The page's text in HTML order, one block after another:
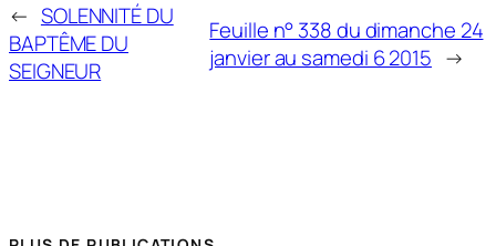
← SOLENNITÉ DU
BAPTÊME DU
SEIGNEUR
Feuille n° 338 du dimanche 24
janvier au samedi 6 2015 →